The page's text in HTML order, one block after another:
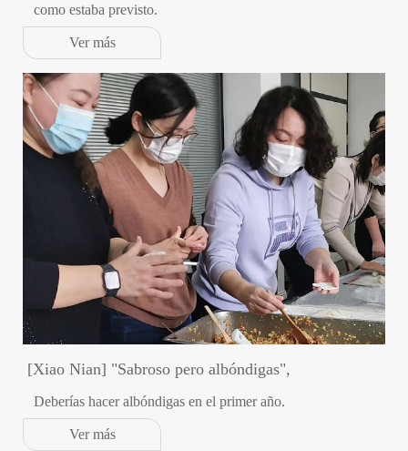
como estaba previsto.
Ver más
[Xiao Nian] "Sabroso pero albóndigas",
Deberías hacer albóndigas en el primer año.
Ver más